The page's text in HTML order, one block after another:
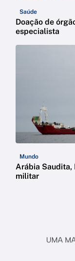
Saúde
Doação de
especialista
Mundo
Arábia Saudita,
militar